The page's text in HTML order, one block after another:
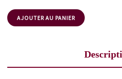
AJOUTER AU PANIER